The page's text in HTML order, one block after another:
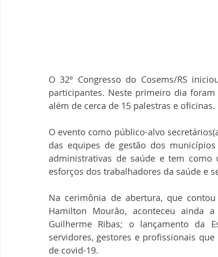
O 32º Congresso do Cosems/RS
participantes. Neste primeiro dia foram
além de cerca de 15 palestras e oficinas.
O evento como público-alvo
das equipes de gestão dos
administrativas de saúde e tem
esforços dos trabalhadores da saúde e
Na cerimônia de abertura, que
Hamilton Mourão, aconteceu ainda
Guilherme Ribas; o lançamento da
servidores, gestores e profissionais
de covid-19.